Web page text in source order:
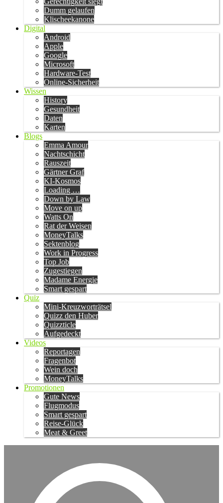
Dumm gelaufen
Klischeekanone
Digital
Android
Apple
Google
Microsoft
Hardware-Test
Online-Sicherheit
Wissen
History
Gesundheit
Daten
Karten
Blogs
Emma Amour
Nachtschicht
Rauszeit
Gärtner Graf
KI-Kosmos
Loading …
Down by Law
Move on up
Watts On
Rat der Weisen
MoneyTalks
Sektenblog
Work in Progress
Top Job
Zugestiegen
Madame Energie
Smart gespart
Quiz
Mini-Kreuzworträtsel
Quizz den Huber
Quizzticle
Aufgedeckt
Videos
Reportagen
Fragenbot
Wein doch
MoneyTalks
Promotionen
Gute News
Flugmodus
Smart gespart
Reise-Glück
Meat & Greet